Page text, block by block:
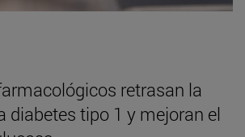
retrasan la
diabetes tipo 1 y mejoran el